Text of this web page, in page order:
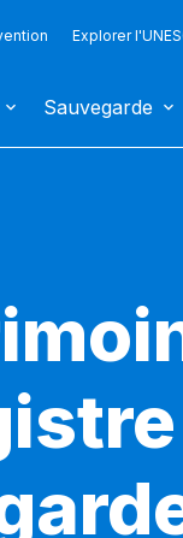
Explorer
Sauvegarde